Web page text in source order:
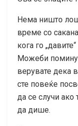
Нема ништо
време со
кога го
Можеби
верувате дека
сте повеќе
да се случи ако
да дише.